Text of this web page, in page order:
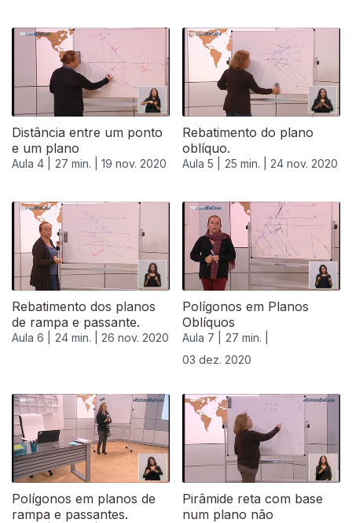
Distância entre um ponto
e um plano
Aula 4 | 27 min. | 19 nov. 2020
Rebatimento do plano
oblíquo.
Aula 5 | 25 min. | 24 nov. 2020
Rebatimento dos planos
de rampa e passante.
Aula 6 | 24 min. | 26 nov. 2020
Polígonos em Planos
Oblíquos
Aula 7 |
27 min. |
03 dez. 2020
Polígonos em planos de
rampa e passantes.
Pirâmide reta com base
num plano não